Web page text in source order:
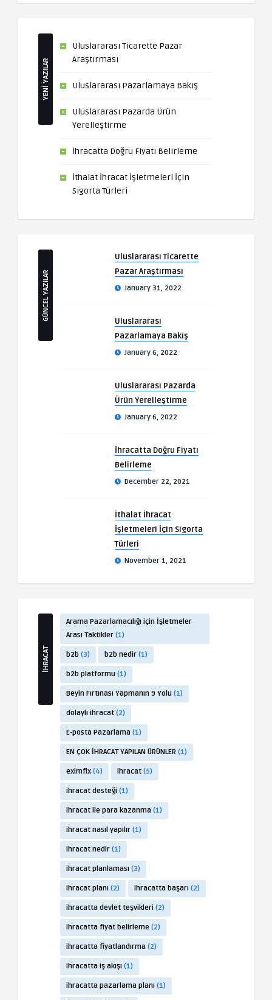
YENİ YAZILAR
Uluslararası Ticarette Pazar
Araştırması
Uluslararası Pazarlamaya Bakış
Uluslararası Pazarda Ürün
Yerelleştirme
İhracatta Doğru Fiyatı Belirleme
İthalat İhracat İşletmeleri İçin
Sigorta Türleri
GÜNCEL YAZILAR
Uluslararası Ticarette
Pazar Araştırması
January 31, 2022
Uluslararası
Pazarlamaya Bakış
January 6, 2022
Uluslararası Pazarda
Ürün Yerelleştirme
January 6, 2022
İhracatta Doğru Fiyatı
Belirleme
December 22, 2021
İthalat İhracat
İşletmeleri İçin Sigorta
Türleri
November 1, 2021
İHRACAT
Arama Pazarlamacılığı için İşletmeler
Arası Taktikler (1)
b2b (3) b2b nedir (1)
b2b platformu (1)
Beyin Fırtınası Yapmanın 9 Yolu (1)
dolaylı ihracat (2)
E-posta Pazarlama (1)
EN ÇOK İHRACAT YAPILAN ÜRÜNLER (1)
eximfix (4) ihracat (5)
ihracat desteği (1)
ihracat ile para kazanma (1)
ihracat nasıl yapılır (1)
ihracat nedir (1)
ihracat planlaması (3)
ihracat planı (2) ihracatta başarı (2)
ihracatta devlet teşvikleri (2)
ihracatta fiyat belirleme (2)
ihracatta fiyatlandırma (2)
ihracatta iş akışı (1)
ihracatta pazarlama planı (1)